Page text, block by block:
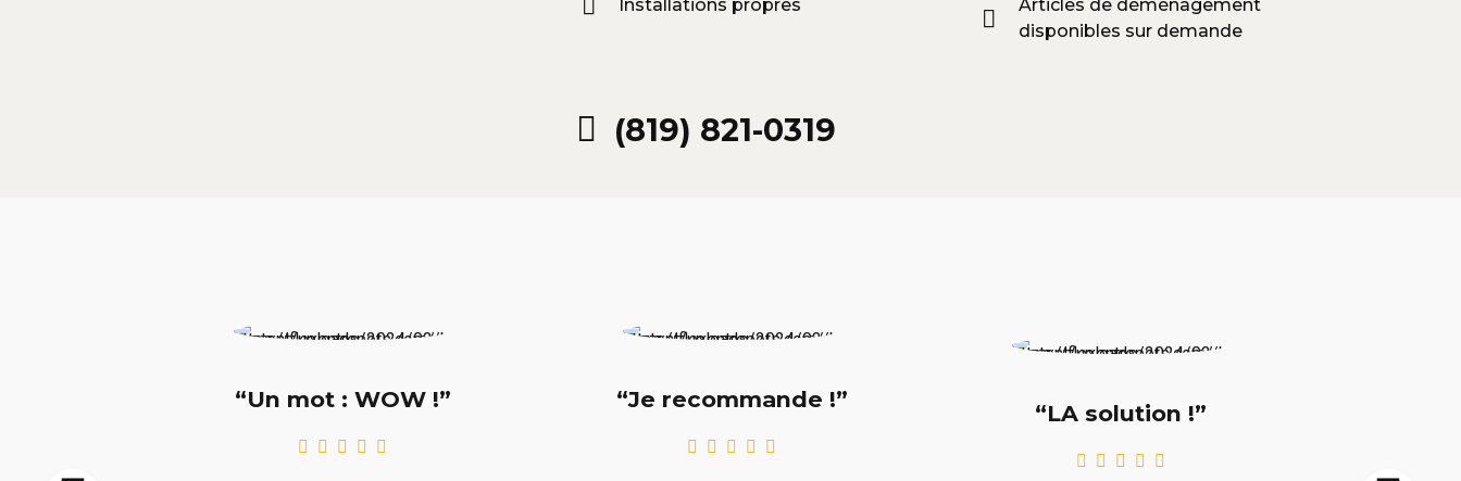
Installations propres
Articles de déménagement
disponibles sur demande
(819) 821-0319
“Un mot : WOW !” “Je recommande !”
“LA solution !”